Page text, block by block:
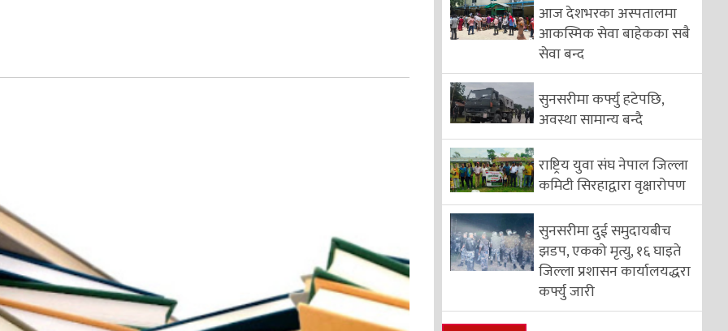
आज देशभरका अस्पतालमा
आकस्मिक सेवा बाहेकका सबै
सेवा बन्द
सुनसरीमा कर्फ्यु हटेपछि,
अवस्था सामान्य बन्दै
राष्ट्रिय युवा संघ नेपाल जिल्ला
कमिटी सिरहाद्वारा वृक्षारोपण
सुनसरीमा दुई समुदायबीच
झडप, एकको मृत्यु, १६ घाइते
जिल्ला प्रशासन कार्यालयद्धरा
कर्फ्यु जारी